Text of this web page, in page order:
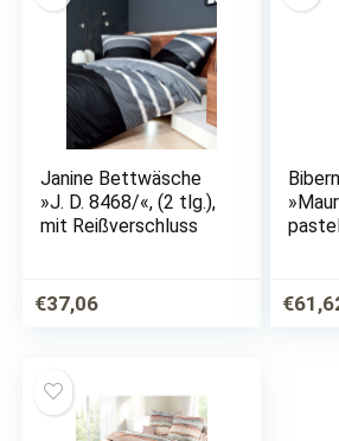
Janine Bettwäsche
»J. D. 8468/«, (2 tlg.),
mit Reißverschluss
€37,06 €